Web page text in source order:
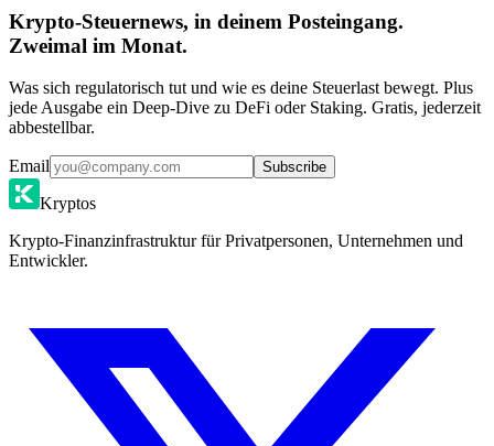
Krypto-Steuernews, in deinem Posteingang.
Zweimal im Monat.
Was sich regulatorisch tut und wie es deine Steuerlast bewegt. Plus
jede Ausgabe ein Deep-Dive zu DeFi oder Staking. Gratis, jederzeit
abbestellbar.
Email Subscribe
Kryptos
Krypto-Finanzinfrastruktur für Privatpersonen, Unternehmen und
Entwickler.